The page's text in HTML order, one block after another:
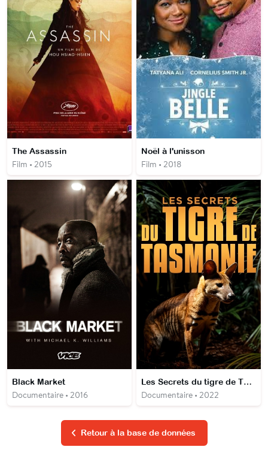
The Assassin
Film • 2015
Noël à l'unisson
Film • 2018
Black Market
Documentaire • 2016
Les Secrets du tigre de Tasmanie
Documentaire • 2022
Retour à la base de données